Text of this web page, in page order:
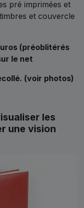
pré imprimées et
et couvercle
(préoblitérés
le net
(voir photos)
les
une vision